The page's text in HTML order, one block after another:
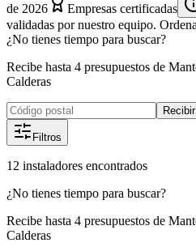
de 2026
Empresas certificadas
validadas por nuestro equipo.
¿No tienes tiempo para buscar?
Recibe hasta 4 presupuestos de
Calderas
Filtros
12 instaladores encontrados
¿No tienes tiempo para buscar?
Recibe hasta 4 presupuestos de
Calderas